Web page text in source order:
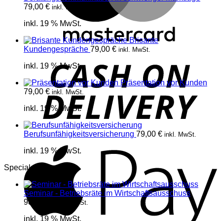
79,00 € inkl. MwSt.
inkl. 19 % MwSt.
Brisante
Kundengespräche 79,00 € inkl. MwSt.
inkl. 19 % MwSt.
Präsentation vor Kunden
79,00 € inkl. MwSt.
inkl. 19 % MwSt.
Berufsunfähigkeitsversicherung 79,00 € inkl. MwSt.
inkl. 19 % MwSt.
Specials
Seminar - Betriebsräte im Wirtschaftsausschuss
980,00
inkl. MwSt.
inkl. 19 % MwSt.